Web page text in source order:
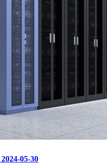
2024-05-30